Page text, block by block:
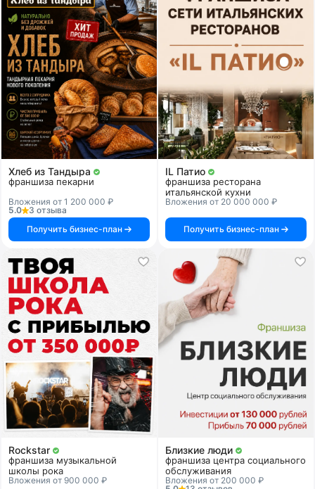
Хлеб из Тандыра
франшиза пекарни
Вложения от 1 200 000 ₽
5.0
3 отзыва
Получить бизнес-план
IL Патио
франшиза ресторана
итальянской кухни
Вложения от 20 000 000 ₽
Получить бизнес-план
Rockstar
франшиза музыкальной
школы рока
Вложения от 900 000 ₽
Близкие люди
франшиза центра социального
обслуживания
Вложения от 200 000 ₽